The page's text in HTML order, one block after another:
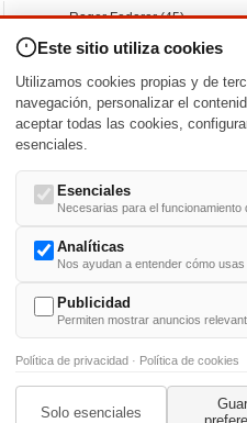
Roger Federer (45)
Dustin Hoffman (89)
Martin Brest (75)
Adam Roarke (89)
Nacimientos y estrenos
DD/MM /
-U- V- W- X - -
© 1999-2014. Todos los derechos
Este sitio utiliza cookies
Utilizamos cookies propias y de
navegación, personalizar el
aceptar todas las cookies,
esenciales.
Esenciales
Necesarias para el funcionamiento
Analíticas
Nos ayudan a entender cómo
Publicidad
Permiten mostrar anuncios
Política de privacidad · Política de cookies
Solo esenciales